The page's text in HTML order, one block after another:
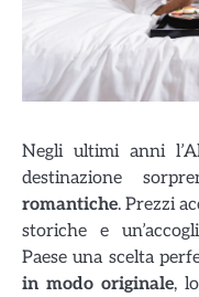
Negli ultimi anni
destinazione
romantiche. Prezzi
storiche e
Paese una scelta
in modo originale,